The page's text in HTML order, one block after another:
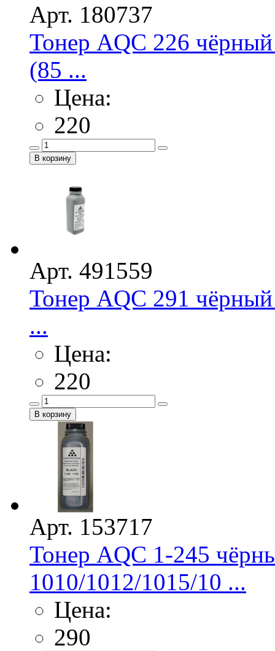
Арт. 180737
Тонер AQC 226
(85 ...
Цена:
220
Арт. 491559
Тонер AQC 291
...
Цена:
220
Арт. 153717
Тонер AQC 1-245
1010/1012/1015/10 ...
Цена:
290